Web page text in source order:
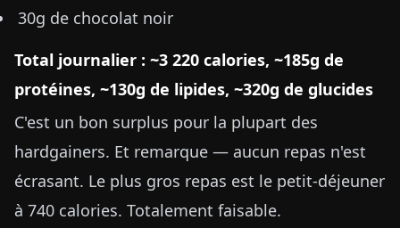
30g de chocolat noir
Total journalier : ~3 220 calories, ~185g de
protéines, ~130g de lipides, ~320g de glucides
C'est un bon surplus pour la plupart des
hardgainers. Et remarque — aucun repas n'est
écrasant. Le plus gros repas est le petit-déjeuner
à 740 calories. Totalement faisable.